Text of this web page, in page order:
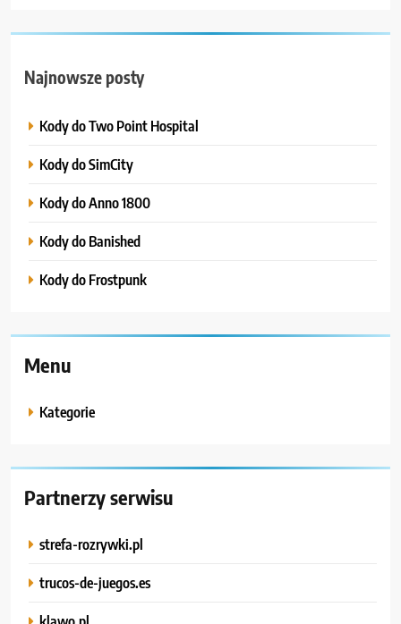
Najnowsze posty
Kody do Two Point Hospital
Kody do SimCity
Kody do Anno 1800
Kody do Banished
Kody do Frostpunk
Menu
Kategorie
Partnerzy serwisu
strefa-rozrywki.pl
trucos-de-juegos.es